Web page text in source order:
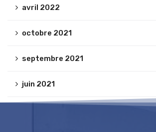
avril 2022
octobre 2021
septembre 2021
juin 2021